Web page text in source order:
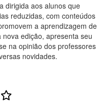
dirigida aos alunos que
reduzidas, com conteúdos
a aprendizagem de
edição, apresenta seu
na opinião dos professores
novidades.